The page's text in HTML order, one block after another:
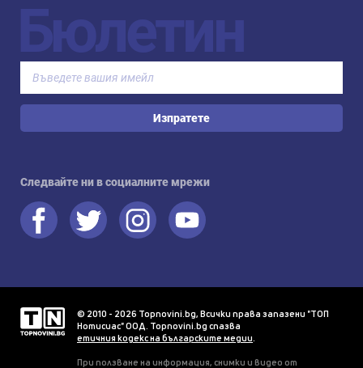
Бюлетин
Изпратете
Следвайте ни в социалните мрежи
© 2010 - 2026 Topnovini.bg, Всички права запазени "ТОП
Нотисиас" ООД. Topnovini.bg спазва
етичния кодекс на българските медии.
При ползване на информация, снимки и видео от